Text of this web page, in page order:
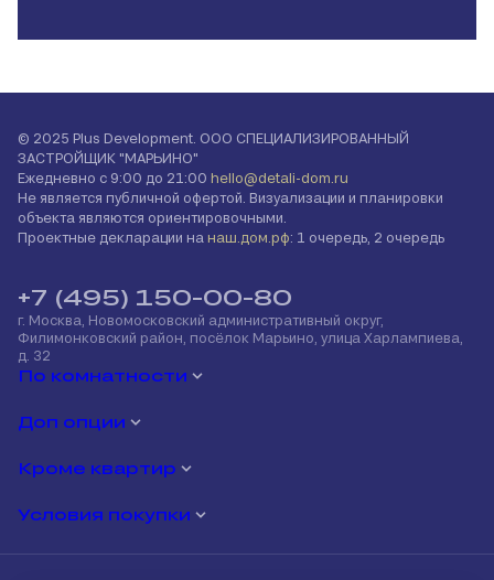
© 2025 Plus Development. ООО СПЕЦИАЛИЗИРОВАННЫЙ
ЗАСТРОЙЩИК "МАРЬИНО"
Ежедневно с 9:00 до 21:00 hello@detali-dom.ru
Не является публичной офертой. Визуализации и планировки
объекта являются ориентировочными.
Проектные декларации на наш.дом.рф: 1 очередь, 2 очередь
По комнатности
Доп опции
Кроме квартир
Условия покупки
+7 (495) 150-00-80
г. Москва, Новомосковский административный округ,
Филимонковский район, посёлок Марьино, улица Харлампиева,
д. 32